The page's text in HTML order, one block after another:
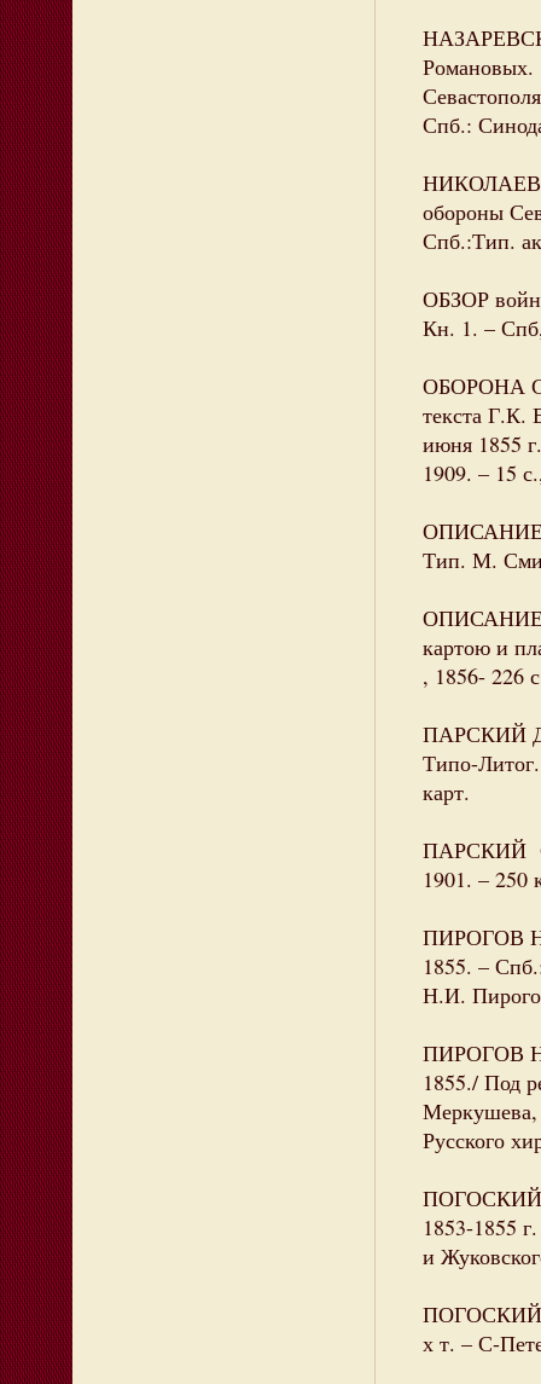
Романовых.
Спб.:
НИКОЛАЕВ
обороны
Спб.:Тип.
ОБЗОР
Кн. 1. –
ОБОРОНА
текста Г.К.
июня 1855
1909. – 15
ОПИСАНИЕ
Тип. М.
ОПИСАНИЕ
картою и
, 1856- 226
ПАРСКИЙ Д.
Типо-
карт.
ПАРСКИЙ
1901. – 250
ПИРОГОВ
1855. –
Н.И.
ПИРОГОВ
1855./ Под
Меркушева,
Русского
ПОГОСКИЙ
1853-1855
и
ПОГОСКИЙ
х т. – С-